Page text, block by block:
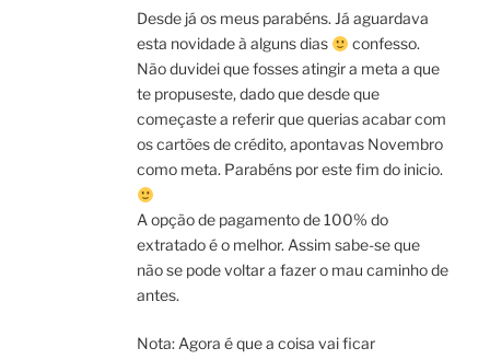
Desde já os meus parabéns. Já aguardava
esta novidade à alguns dias
confesso.
Não duvidei que fosses atingir a meta a que
te propuseste, dado que desde que
começaste a referir que querias acabar com
os cartões de crédito, apontavas Novembro
como meta. Parabéns por este fim do inicio.
A opção de pagamento de 100% do
extratado é o melhor. Assim sabe-se que
não se pode voltar a fazer o mau caminho de
antes.
Nota: Agora é que a coisa vai ficar